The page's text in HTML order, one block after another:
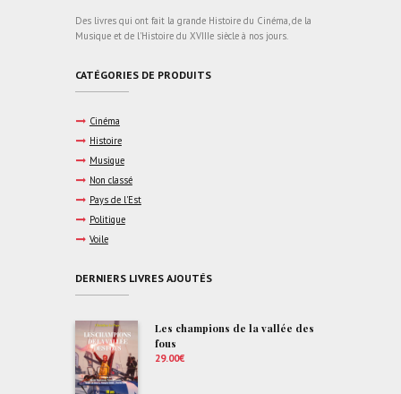
Des livres qui ont fait la grande Histoire du Cinéma, de la
Musique et de l'Histoire du XVIIIe siècle à nos jours.
CATÉGORIES DE PRODUITS
Cinéma
Histoire
Musique
Non classé
Pays de l'Est
Politique
Voile
DERNIERS LIVRES AJOUTÉS
Les champions de la vallée des
fous
29.00€